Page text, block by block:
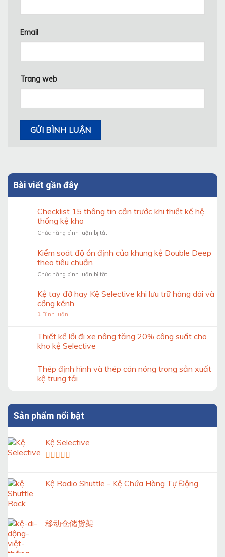
Bài viết gần đây
Checklist 15 thông tin cần trước khi thiết kế hệ
thống kệ kho
Chức năng bình luận bị tắtở
15
cần
khi
kệ
Kiểm soát độ ổn định của khung kệ Double Deep
theo tiêu chuẩn
Chức năng bình luận bị tắtở
soát
khung
kệ
theo
Kệ tay đỡ hay Kệ Selective khi lưu trữ hàng dài và
cồng kềnh
1 Bình luận
Thiết kế lối đi xe nâng tăng 20% công suất cho
kho kệ Selective
Thép định hình và thép cán nóng trong sản xuất
kệ trung tải
Sản phẩm nổi bật
Kệ Selective
sao
Kệ Radio Shuttle - Kệ Chứa Hàng Tự Động
移动仓储货架
Email
Trang web